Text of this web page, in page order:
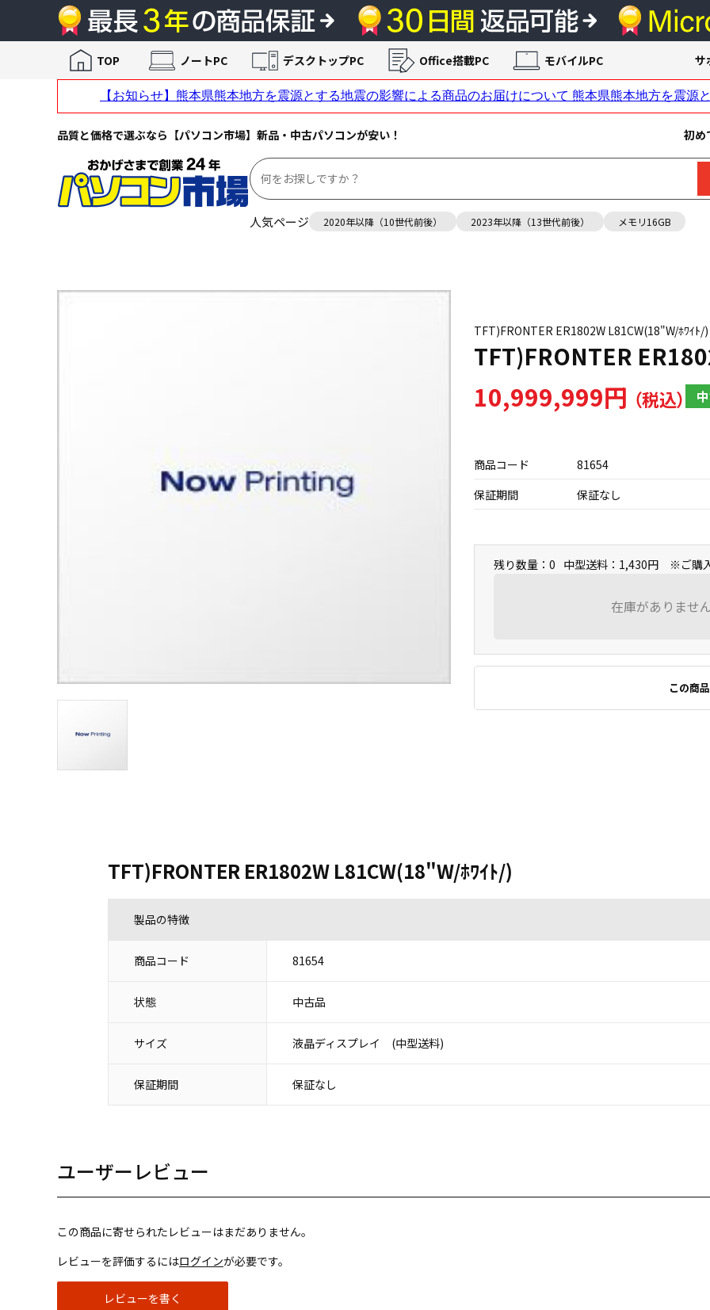
品質と価格で選ぶなら【パソコン市場】新品・中古パソコンが安い！ 初め
人気ページ 2020年以降（10世代前後） 2023年以降（13世代前後） メモリ16GB
TOP ノートPC デスクトップPC Office搭載PC モバイルPC サ
TFT)FRONTER ER1802W L81CW(18"W/ﾎﾜｲﾄ/)
TFT)FRONTER
10,999,999円
商品コード
81654
保証期間
保証なし
残り数量：0 中型送料：1,430円 ※ご購入
在庫がありませ
この商
TFT)FRONTER ER1802W L81CW(18"W/ﾎﾜｲﾄ/)
製品の特徴
商品コード 81654
状態 中古品
サイズ 液晶ディスプレイ (中型送料)
保証期間 保証なし
ユーザーレビュー
この商品に寄せられたレビューはまだありません。
レビューを評価するにはログインが必要です。
レビューを書く